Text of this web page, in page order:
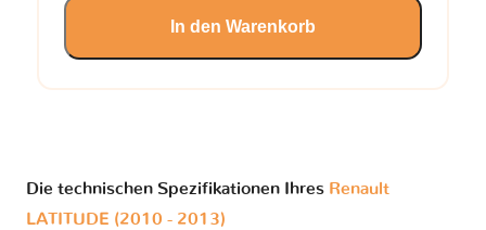
In den Warenkorb
Die technischen Spezifikationen Ihres Renault
LATITUDE (2010 - 2013)